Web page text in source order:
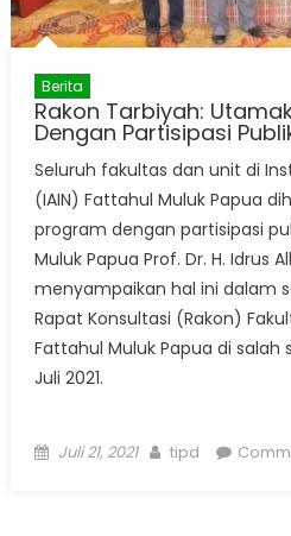
Berita
Rakon Tarbiyah:
Dengan Partisipasi
Seluruh fakultas dan unit di
(IAIN) Fattahul Muluk Papua
program dengan partisipasi
Muluk Papua Prof. Dr. H. Idrus
menyampaikan hal ini dalam
Rapat Konsultasi (Rakon)
Fattahul Muluk Papua di salah
Juli 2021.
Posted
Juli 21, 2021 Author
tipd